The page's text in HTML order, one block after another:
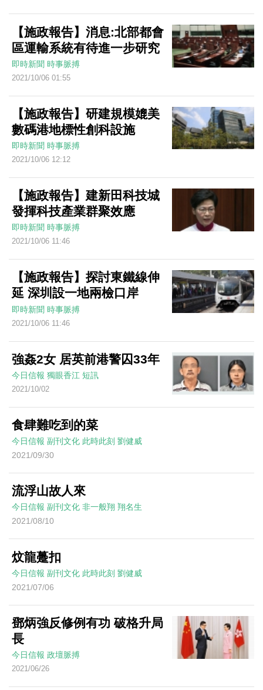
【施政報告】消息:北部都會
區運輸系統有待進一步研究
即時新聞 時事脈搏
2021/10/06 01:55
【施政報告】研建規模媲美
數碼港地標性創科設施
即時新聞 時事脈搏
2021/10/06 12:12
【施政報告】建新田科技城
發揮科技產業群聚效應
即時新聞 時事脈搏
2021/10/06 11:46
【施政報告】探討東鐵線伸
延 深圳設一地兩檢口岸
即時新聞 時事脈搏
2021/10/06 11:46
強姦2女 居英前港警囚33年
今日信報 獨眼香江 短訊
2021/10/02
食肆難吃到的菜
今日信報 副刊文化 此時此刻 劉健威
2021/09/30
流浮山故人來
今日信報 副刊文化 非一般翔 翔名生
2021/08/10
炆龍躉扣
今日信報 副刊文化 此時此刻 劉健威
2021/07/06
鄧炳強反修例有功 破格升局
長
今日信報 政壇脈搏
2021/06/26